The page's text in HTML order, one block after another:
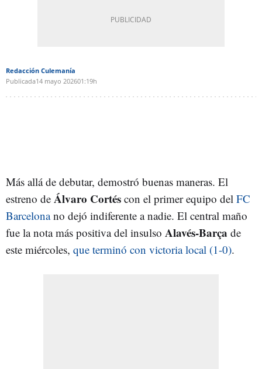
Redacción Culemanía
Publicada14 mayo 202601:19h
Más allá de debutar, demostró buenas maneras. El
estreno de Álvaro Cortés con el primer equipo del FC
Barcelonano dejó indiferente a nadie. El central maño
fue la nota más positiva del insulso Alavés-Barça de
este miércoles, que terminó con victoria local (1-0).